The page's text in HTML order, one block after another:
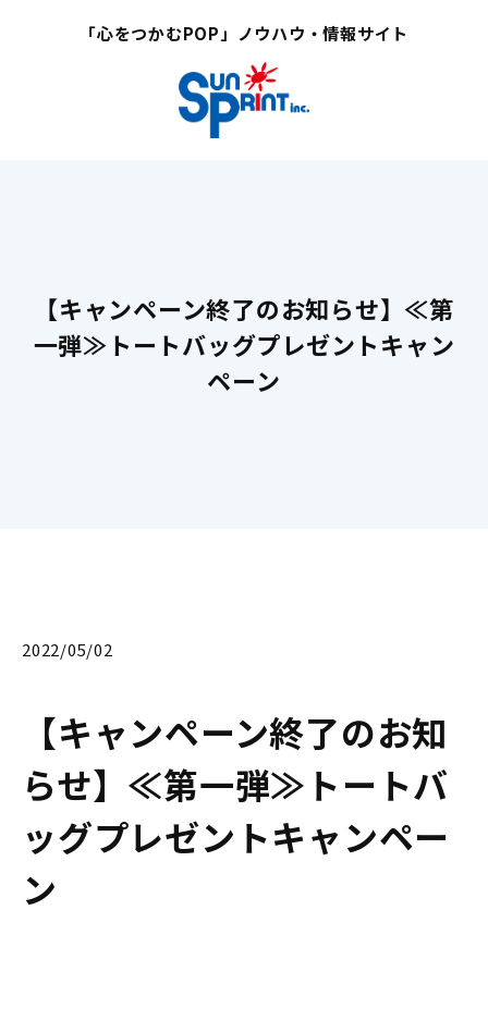
「心をつかむPOP」ノウハウ・情報サイト
【キャンペーン終了のお知らせ】≪第
一弾≫トートバッグプレゼントキャン
ペーン
2022/05/02
【キャンペーン終了のお知
らせ】≪第一弾≫トートバ
ッグプレゼントキャンペー
ン